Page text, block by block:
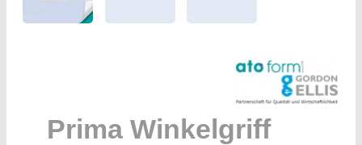
Prima Winkelgriff